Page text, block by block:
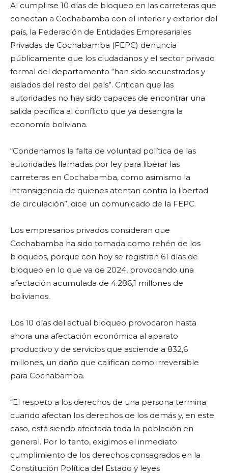
Al cumplirse 10 días de bloqueo en las carreteras que
conectan a Cochabamba con el interior y exterior del
país, la Federación de Entidades Empresariales
Privadas de Cochabamba (FEPC) denuncia
públicamente que los ciudadanos y el sector privado
formal del departamento “han sido secuestrados y
aislados del resto del país”. Critican que las
autoridades no hay sido capaces de encontrar una
salida pacífica al conflicto que ya desangra la
economía boliviana.
“Condenamos la falta de voluntad política de las
autoridades llamadas por ley para liberar las
carreteras en Cochabamba, como asimismo la
intransigencia de quienes atentan contra la libertad
de circulación”, dice un comunicado de la FEPC.
Los empresarios privados consideran que
Cochabamba ha sido tomada como rehén de los
bloqueos, porque con hoy se registran 61 días de
bloqueo en lo que va de 2024, provocando una
afectación acumulada de 4.286,1 millones de
bolivianos.
Los 10 días del actual bloqueo provocaron hasta
ahora una afectación económica al aparato
productivo y de servicios que asciende a 832,6
millones, un daño que califican como irreversible
para Cochabamba.
“El respeto a los derechos de una persona termina
cuando afectan los derechos de los demás y, en este
caso, está siendo afectada toda la población en
general. Por lo tanto, exigimos el inmediato
cumplimiento de los derechos consagrados en la
Constitución Política del Estado y leyes